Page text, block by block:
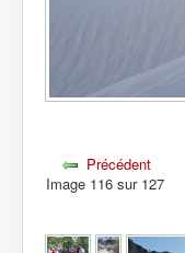
Précédent
Image 116 sur 127